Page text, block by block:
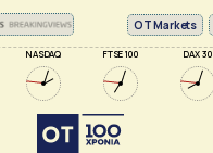
NASDAQ FTSE 100 DAX 30
ΟΤ Markets